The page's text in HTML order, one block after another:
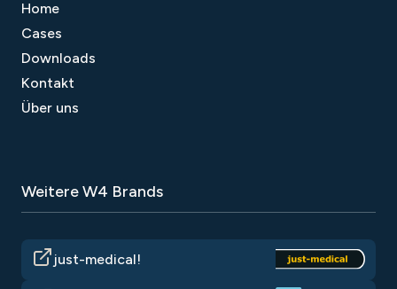
Home
Cases
Downloads
Kontakt
Über uns
Weitere W4 Brands
just-medical!